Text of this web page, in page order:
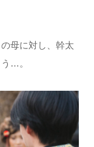
母に対し、幹太
…。